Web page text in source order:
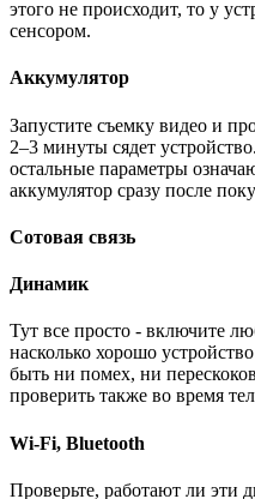
этого не происходит, то у
сенсором.
Аккумулятор
Запустите съемку видео и
2–3 минуты сядет
остальные параметры
аккумулятор сразу после
Сотовая связь
Динамик
Тут все просто - включите
насколько хорошо
быть ни помех, ни
проверить также во время
Wi-Fi, Bluetooth
Проверьте, работают ли эти